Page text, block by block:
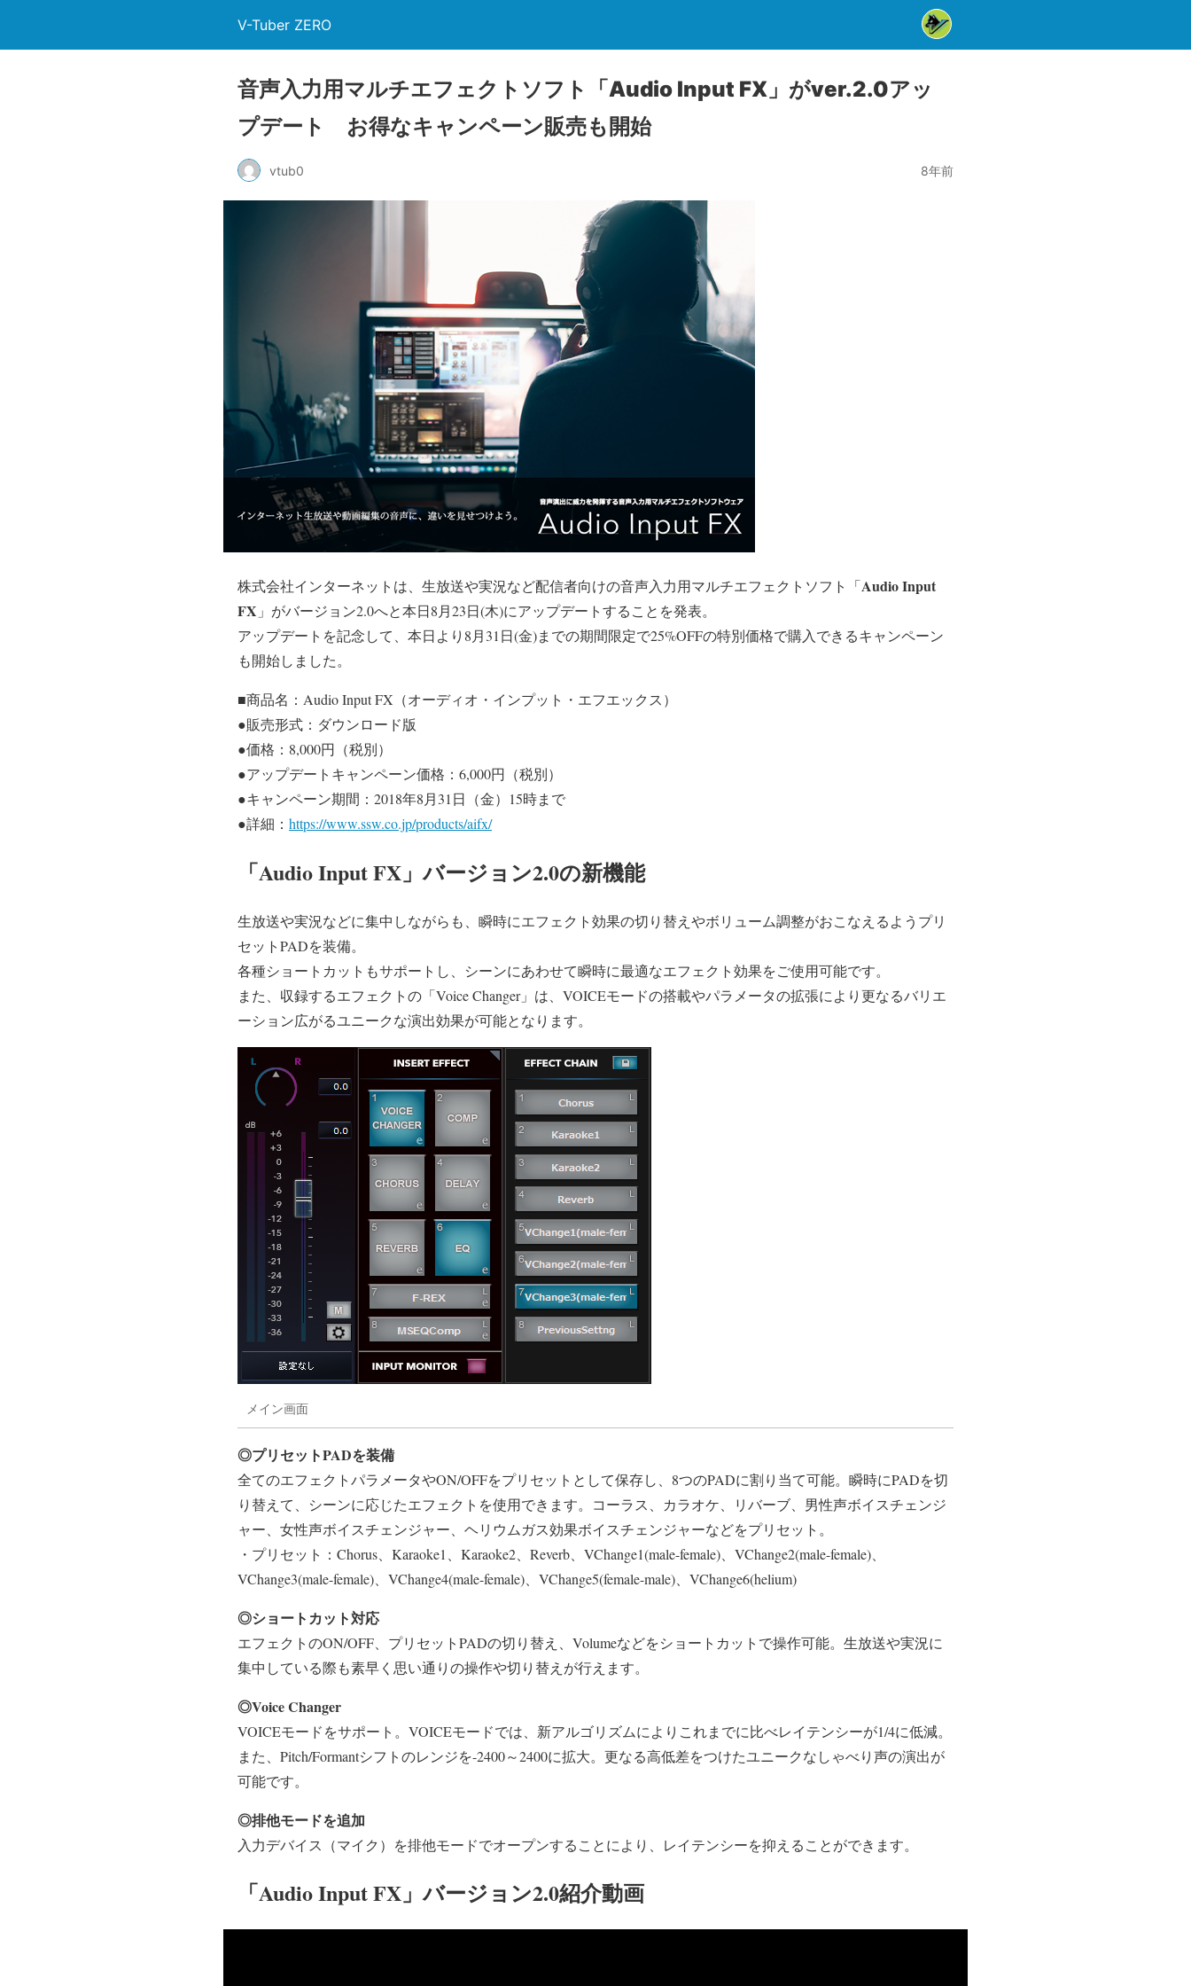
V-Tuber ZERO
音声入力用マルチエフェクトソフト「Audio Input FX」がver.2.0アッ
プデート お得なキャンペーン販売も開始
vtub0 8年前
株式会社インターネットは、生放送や実況など配信者向けの音声入力用マルチエフェクトソフト「Audio Input
FX 」がバージョン2.0へと本日8月23日(木)にアップデートすることを発表。
アップデートを記念して、本日より8月31日(金)までの期間限定で25%OFFの特別価格で購入できるキャンペーン
も開始しました。
■商品名：Audio Input FX（オーディオ・インプット・エフエックス）
●販売形式：ダウンロード版
●価格：8,000円（税別）
●アップデートキャンペーン価格：6,000円（税別）
●キャンペーン期間：2018年8月31日（金）15時まで
●詳細： https://www.ssw.co.jp/products/aifx/
「Audio Input FX」バージョン2.0の新機能
生放送や実況などに集中しながらも、瞬時にエフェクト効果の切り替えやボリューム調整がおこなえるようプリ
セットPADを装備。
各種ショートカットもサポートし、シーンにあわせて瞬時に最適なエフェクト効果をご使用可能です。
また、収録するエフェクトの「Voice Changer」は、VOICEモードの搭載やパラメータの拡張により更なるバリエ
ーション広がるユニークな演出効果が可能となります。
メイン画面
◎プリセットPADを装備
全てのエフェクトパラメータやON/OFFをプリセットとして保存し、8つのPADに割り当て可能。瞬時にPADを切
り替えて、シーンに応じたエフェクトを使用できます。コーラス、カラオケ、リバーブ、男性声ボイスチェンジ
ャー、女性声ボイスチェンジャー、ヘリウムガス効果ボイスチェンジャーなどをプリセット。
・プリセット：Chorus、Karaoke1、Karaoke2、Reverb、VChange1(male-female)、VChange2(male-female)、
VChange3(male-female)、VChange4(male-female)、VChange5(female-male)、VChange6(helium)
◎ショートカット対応
エフェクトのON/OFF、プリセットPADの切り替え、Volumeなどをショートカットで操作可能。生放送や実況に
集中している際も素早く思い通りの操作や切り替えが行えます。
◎Voice Changer
VOICEモードをサポート。VOICEモードでは、新アルゴリズムによりこれまでに比べレイテンシーが1/4に低減。
また、Pitch/Formantシフトのレンジを-2400～2400に拡大。更なる高低差をつけたユニークなしゃべり声の演出が
可能です。
◎排他モードを追加
入力デバイス（マイク）を排他モードでオープンすることにより、レイテンシーを抑えることができます。
「Audio Input FX」バージョン2.0紹介動画